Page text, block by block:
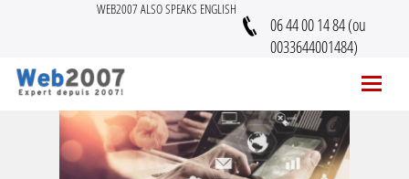
WEB2007 ALSO SPEAKS ENGLISH
06 44 00 14 84 (ou
0033644001484)